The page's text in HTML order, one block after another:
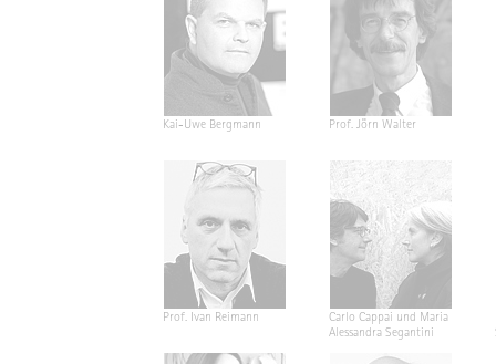
Kai-Uwe Bergmann Prof. Jörn Walter
Prof. Ivan Reimann
Carlo Cappai und Maria
Alessandra Segantini